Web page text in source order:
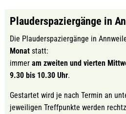
Plauderspaziergänge in
Die Plauderspaziergänge in
Monat statt:
immer am zweiten und vierten
9.30 bis 10.30 Uhr.
Gestartet wird je nach Termin an
jeweiligen Treffpunkte werden